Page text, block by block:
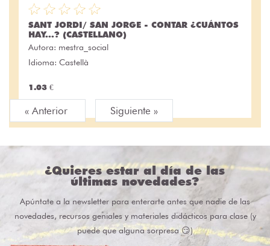
SANT JORDI/ SAN JORGE - CONTAR ¿CUÁNTOS
HAY...? (CASTELLANO)
Autora: mestra_social
Idioma: Castellà
1.03 €
« Anterior Siguiente »
¿Quieres estar al día de las
últimas novedades?
Apúntate a la newsletter para enterarte antes que nadie de las
novedades, recursos geniales y materiales didácticos para clase (y
puede que alguna sorpresa 😏)